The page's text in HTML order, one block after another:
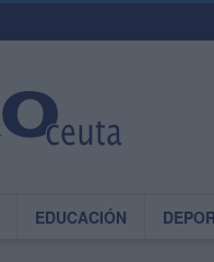
EDUCACIÓN